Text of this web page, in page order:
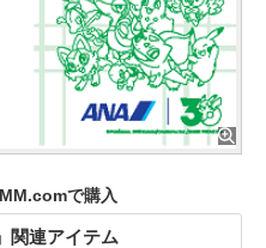
で購入
関連アイテム